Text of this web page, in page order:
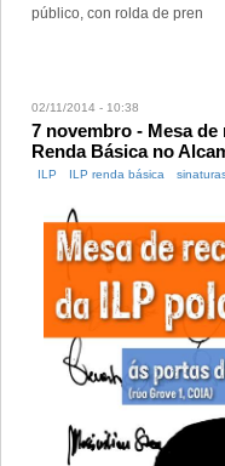
público, con rolda de pren
02/11/2014 - 10:38
7 novembro - Mesa
Renda Básica no
ILP ILP renda básica